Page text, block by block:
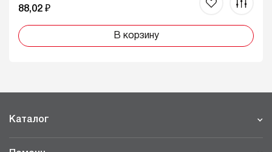
88,02 ₽
В корзину
Каталог